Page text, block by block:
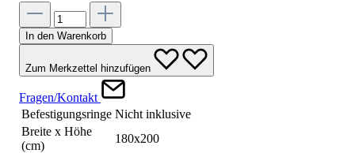
In den Warenkorb
Zum Merkzettel hinzufügen
Fragen/Kontakt
Befestigungsringe Nicht inklusive
Breite x Höhe
(cm)
180x200